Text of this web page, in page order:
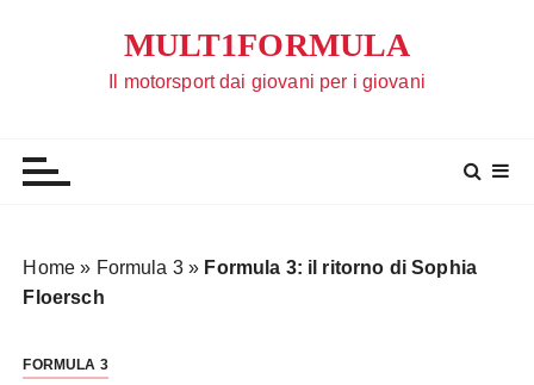
MULT1FORMULA
Il motorsport dai giovani per i giovani
Home » Formula 3» Formula 3: il ritorno di Sophia
Floersch
FORMULA 3